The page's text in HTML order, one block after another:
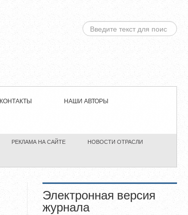
ИСКАТЬ...
КОНТАКТЫ НАШИ АВТОРЫ
РЕКЛАМА НА САЙТЕ НОВОСТИ ОТРАСЛИ
Электронная версия
журнала